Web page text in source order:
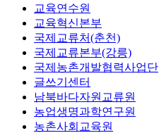
교육연수원
교육혁신본부
국제교류처(춘천)
국제교류본부(강릉)
국제농촌개발협력사업단
글쓰기센터
남북바다자원교류원
농업생명과학연구원
농촌사회교육원